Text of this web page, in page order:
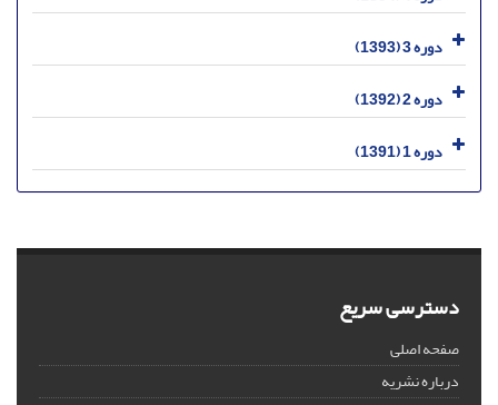
دوره 3 (1393)
دوره 2 (1392)
دوره 1 (1391)
دسترسی سریع
صفحه اصلی
درباره نشریه